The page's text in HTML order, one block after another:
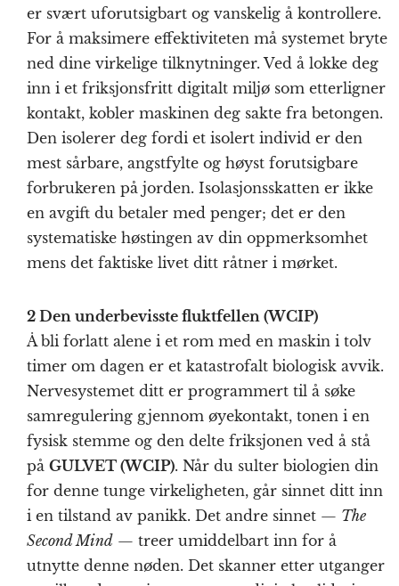
er svært uforutsigbart og vanskelig å kontrollere.
For å maksimere effektiviteten må systemet bryte
ned dine virkelige tilknytninger. Ved å lokke deg
inn i et friksjonsfritt digitalt miljø som etterligner
kontakt, kobler maskinen deg sakte fra betongen.
Den isolerer deg fordi et isolert individ er den
mest sårbare, angstfylte og høyst forutsigbare
forbrukeren på jorden. Isolasjonsskatten er ikke
en avgift du betaler med penger; det er den
systematiske høstingen av din oppmerksomhet
mens det faktiske livet ditt råtner i mørket.
2 Den underbevisste fluktfellen (WCIP)
Å bli forlatt alene i et rom med en maskin i tolv
timer om dagen er et katastrofalt biologisk avvik.
Nervesystemet ditt er programmert til å søke
samregulering gjennom øyekontakt, tonen i en
fysisk stemme og den delte friksjonen ved å stå
på GULVET (WCIP). Når du sulter biologien din
for denne tunge virkeligheten, går sinnet ditt inn
i en tilstand av panikk. Det andre sinnet — The
Second Mind — treer umiddelbart inn for å
utnytte denne nøden. Det skanner etter utganger